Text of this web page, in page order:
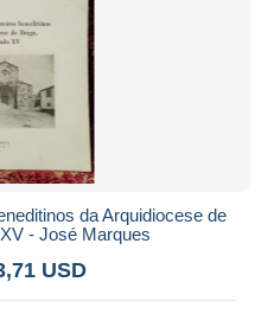
da Arquidiocese de
- José Marques
USD